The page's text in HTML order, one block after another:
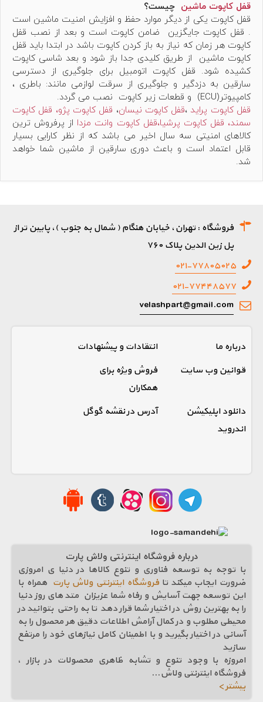
قفل کاپوت ماشین چیست؟
قفل کاپوت یکی از دیگر موارد حفظ و افزایش امنیت ماشین است
. قفل کاپوت جایگزین ضامن کاپوت است و بعد از نصب قفل
کاپوت هر زمان که نیاز به باز کردن کاپوت باشد در ابتدا باید قفل
کاپوت ماشین از طریق کلیدی جدا باز شود و بعد شاسی کاپوت
کشیده شود. قفل کاپوت اتومبیل برای جلوگیری از دسترسی
سارقین به دزدگیر و جلوگیری از سرقت لوازمی مانند: باطری ،
کامپیوتر(ECU) و قطعات زیر کاپوت نصب می گردد.
قفل کاپوت پراید ،قفل کاپوت نیسان، قفل کاپوت پژو، قفل کاپوت
سمند، قفل کاپوت پرشیا،قفل کاپوت وانت مزدا از پرفروش ترین
کالاهای امنیتی سه سال اخیر می باشد که از نظر کارایی بسیار
قابل اعتماد است و باعث دوری سارقین از ماشین شما خواهد
شد.
فروشگاه : تهران، خیابان هنگام ( شمال به جنوب )، پایین تر از
پل زین الدین پلاک ۷۶۰
۰۲۱-۷۷۸۰۵۰۲۵
۰۲۱-۷۷۴۴۸۵۷۷
velashpart@gmail.com
درباره ما
انتقادات و پیشنهادات
قوانین وب سایت
فروش ویژه برای
همکاران
دانلود اپلیکیشن
اندروید
آدرس در نقشه گوگل
درباره فروشگاه اینترنتی ولاش پارت
با توجه به توسعه فناوری و تنوع کالاها در دنیا ی امروزی
ضرورت ایجاب میکند تافروشگاه اینترنتی ولاش پارت همراه با
این توسعه جهت آسایش و رفاه شما عزیزان متد های روز دنیا
را به بهترین روش در اختیار شما قرار دهد تا به راحتی بتوانید در
محیطی مطلوب و در کمال آرامش اطلاعات دقیق هر محصول را به
آسانی در اختیار بگیرید و با اطمینان کامل نیازهای خود را مرتفع
سازيد
امروزه با وجود تنوع و تشابه ظاهری محصولات در بازار ،
فروشگاه اینترنتی ولاش...
بیشتر >